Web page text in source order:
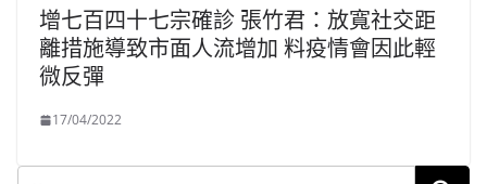
增七百四十七宗確診 張竹君：放寬社交距
離措施導致市面人流增加 料疫情會因此輕
微反彈
17/04/2022